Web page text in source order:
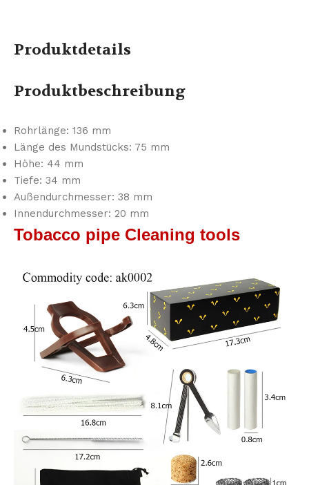
Produktdetails
Produktbeschreibung
Rohrlänge: 136 mm
Länge des Mundstücks: 75 mm
Höhe: 44 mm
Tiefe: 34 mm
Außendurchmesser: 38 mm
Innendurchmesser: 20 mm
Tobacco pipe Cleaning tools